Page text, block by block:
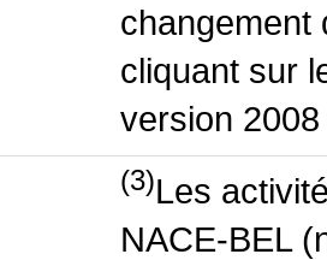
changement
cliquant sur
version 2008
(3)Les
NACE-BEL